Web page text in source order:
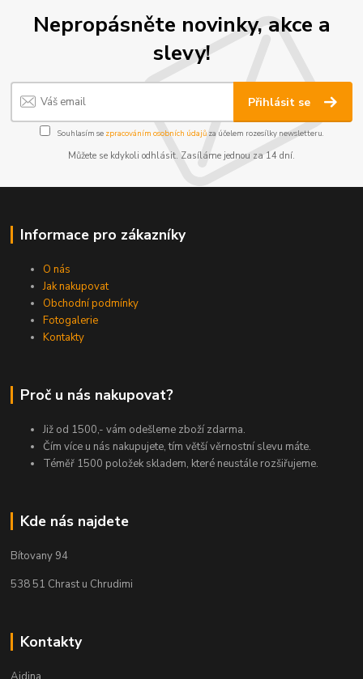
Nepropásněte novinky, akce a
slevy!
Přihlásit se
Souhlasím se zpracováním osobních údajůza účelem rozesílky newsletteru.
Můžete se kdykoli odhlásit. Zasíláme jednou za 14 dní.
Informace pro zákazníky
O nás
Jak nakupovat
Obchodní podmínky
Fotogalerie
Kontakty
Proč u nás nakupovat?
Již od 1500,- vám odešleme zboží zdarma.
Čím více u nás nakupujete, tím větší věrnostní slevu máte.
Téměř 1500 položek skladem, které neustále rozšiřujeme.
Kde nás najdete
Bítovany 94
538 51 Chrast u Chrudimi
Kontakty